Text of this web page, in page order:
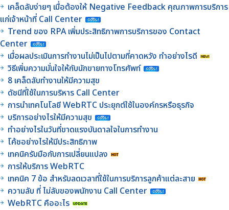
เคล็ดลับง่ายๆ เมื่อต้องให้ Negative Feedback คุณภาพการบริการ
แก่เจ้าหน้าที่ Call Center
Trend ของ RPA เพิ่มประสิทธิภาพการบริการของ Contact
Center
เมื่อผลประเมินการทำงานไม่เป็นไปตามที่คาดหวัง ทำอย่างไรดี
วิธีเพิ่มความมั่นใจให้กับนักขายทางโทรศัพท์
8 เคล็ดลับทำงานให้มีความสุข
ดัชนีที่ใช้ในการบริหาร Call Center
การนำเทคโนโลยี WebRTC ประยุกต์ใช้ในองค์กรหรือธุรกิจ
บริการอย่างไรให้มีความสุข
ทำอย่างไรในวันที่ขาดแรงบันดาลใจในการทำงาน
โค้ชอย่างไรให้มีประสิทธิภาพ
เทคนิครับมือกับการเปลี่ยนแปลง
การให้บริการ WebRTC
เทคนิค 7 ข้อ สำหรับลดเวลาที่ใช้ในการบริการลูกค้าแต่ละสาย
ความลับ ที่ ไม่ลับของพนักงาน Call Center
WebRTC คืออะไร